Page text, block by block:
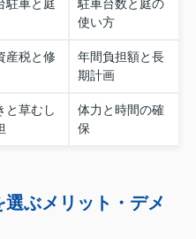
駐車と庭
駐車台数と庭の
使い方
産税と修
年間負担額と長
期計画
と草むし
体力と時間の確
保
ぶメリット・デメ